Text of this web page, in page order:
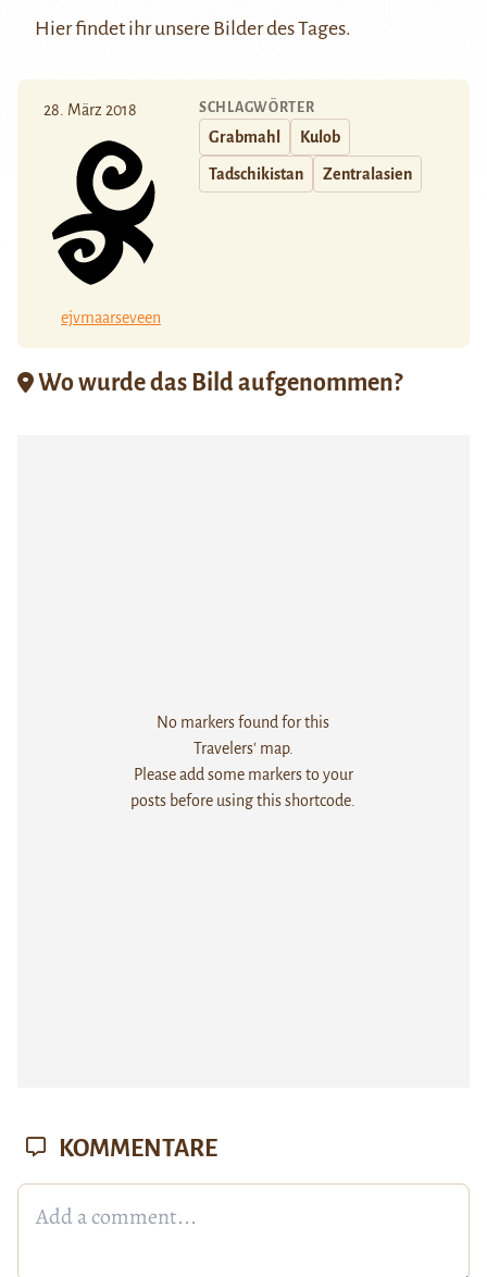
Hierfindet ihr unsere Bilder des Tages.
28. März 2018
ejvmaarseveen
SCHLAGWÖRTER
Grabmahl Kulob
Tadschikistan Zentralasien
Wo wurde das Bild aufgenommen?
No markers found for this
Travelers' map.
Please add some markers to your
posts before using this shortcode.
KOMMENTARE